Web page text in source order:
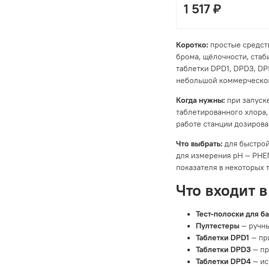
1 517 ₽
Коротко:простые
брома, щёлочности,
таблетки DPD1, DPD3,
небольшой
Когда нужны:при
таблетированного
работе станции
Что выбрать:для
для измерения pH —
показателя в некоторых
Что входит
Тест-полоски для
Пултестеры—
Таблетки DPD1 —
Таблетки DPD3—
Таблетки DPD4—